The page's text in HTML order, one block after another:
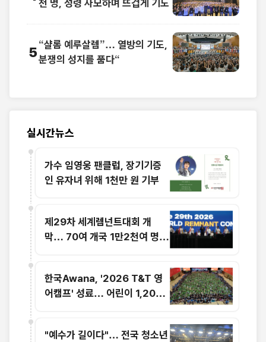
천 명, 성령 사모하며 뜨겁게 기도
5 “샬롬 예루살렘”… 열방의 기도,
분쟁의 성지를 품다“
실시간뉴스
가수 임영웅 팬클럽, 장기기증
인 유자녀 위해 1천만 원 기부
제29차 세계렘넌트대회 개
막… 70여 개국 1만2천여 명
한국Awana, '2026 T&T 영
어캠프' 성료… 어린이 1,200
"예수가 길이다"… 전국 청소년